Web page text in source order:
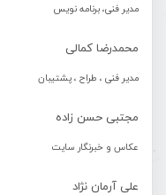
مدیر فنی، برنامه نویس
محمدرضا کمالی
مدیر فنی ، طراح ، پشتیبان
مجتبی حسن زاده
عکاس و خبرنگار سایت
علی آرمان نژاد